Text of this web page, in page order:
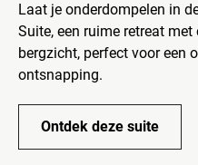
Laat je onderdompelen in
Suite, een ruime retreat
bergzicht, perfect voor een
ontsnapping.
Ontdek deze suite